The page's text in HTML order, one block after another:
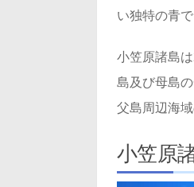
い独特の青で
小笠原諸島
島及び母島
父島周辺海
小笠原